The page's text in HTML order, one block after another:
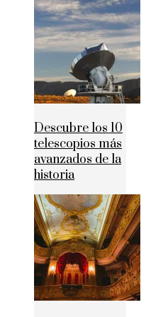
Descubre los 10
telescopios más
avanzados de la
historia